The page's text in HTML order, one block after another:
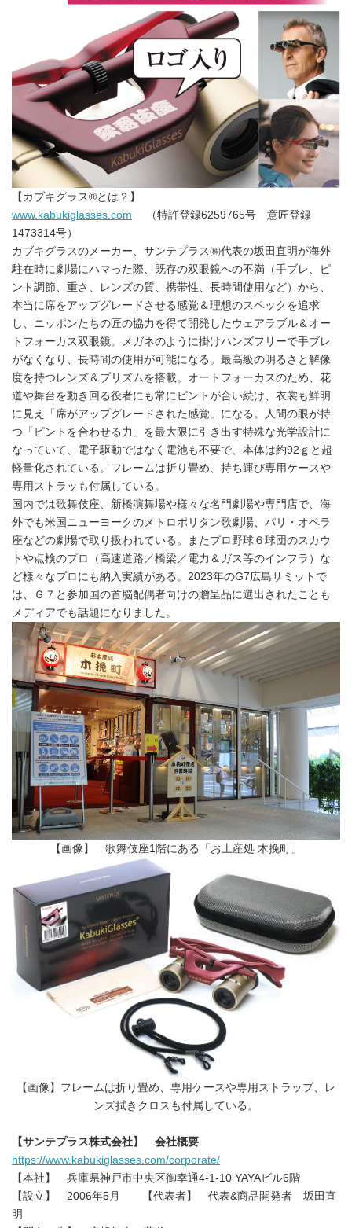
【カブキグラス®とは？】
www.kabukiglasses.com （特許登録6259765号 意匠登録
1473314号）
カブキグラスのメーカー、サンテプラス㈱代表の坂田直明が海外
駐在時に劇場にハマった際、既存の双眼鏡への不満（手ブレ、ピ
ント調節、重さ、レンズの質、携帯性、長時間使用など）から、
本当に席をアップグレードさせる感覚＆理想のスペックを追求
し、ニッポンたちの匠の協力を得て開発したウェアラブル＆オー
トフォーカス双眼鏡。メガネのように掛けハンズフリーで手ブレ
がなくなり、長時間の使用が可能になる。最高級の明るさと解像
度を持つレンズ＆プリズムを搭載。オートフォーカスのため、花
道や舞台を動き回る役者にも常にピントが合い続け、衣裳も鮮明
に見え「席がアップグレードされた感覚」になる。人間の眼が持
つ「ピントを合わせる力」を最大限に引き出す特殊な光学設計に
なっていて、電子駆動ではなく電池も不要で、本体は約92ｇと超
軽量化されている。フレームは折り畳め、持ち運び専用ケースや
専用ストラッも付属している。
国内では歌舞伎座、新橋演舞場や様々な名門劇場や専門店で、海
外でも米国ニューヨークのメトロポリタン歌劇場、パリ・オペラ
座などの劇場で取り扱われている。またプロ野球６球団のスカウ
トや点検のプロ（高速道路／橋梁／電力＆ガス等のインフラ）な
ど様々なプロにも納入実績がある。2023年のG7広島サミットで
は、Ｇ７と参加国の首脳配偶者向けの贈呈品に選出されたことも
メディアでも話題になりました。
【画像】 歌舞伎座1階にある「お土産処 木挽町」
【画像】フレームは折り畳め、専用ケースや専用ストラップ、レ
ンズ拭きクロスも付属している。
【サンテプラス株式会社】 会社概要
https://www.kabukiglasses.com/corporate/
【本社】 兵庫県神戸市中央区御幸通4-1-10 YAYAビル6階
【設立】 2006年5月 【代表者】 代表&商品開発者 坂田直
明